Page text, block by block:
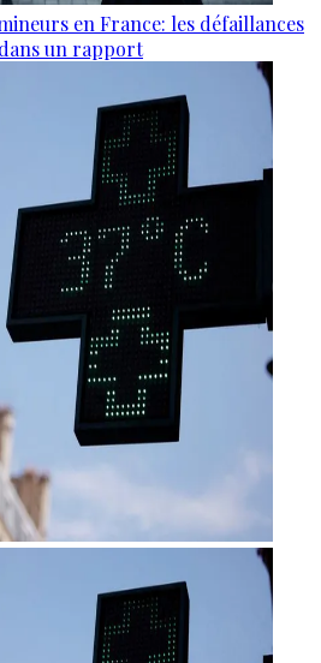
en France: les défaillances
un rapport